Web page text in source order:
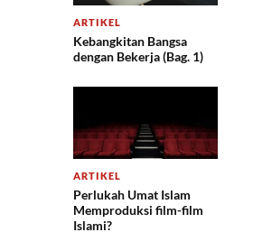
ARTIKEL
Kebangkitan Bangsa
dengan Bekerja (Bag. 1)
ARTIKEL
Perlukah Umat Islam
Memproduksi film-film
Islami?